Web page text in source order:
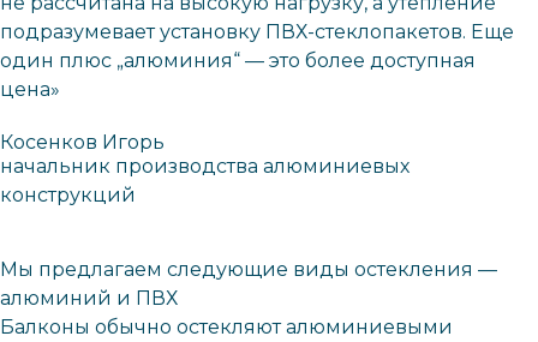
подразумевает установку ПВХ-стеклопакетов. Еще
один плюс „алюминия“ — это более доступная
цена»
Косенков Игорь
начальник производства алюминиевых
конструкций
Мы предлагаем следующие виды остекления —
алюминий и ПВХ
Балконы обычно остекляют алюминиевыми